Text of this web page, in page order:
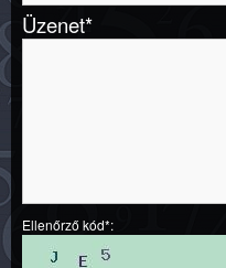
Üzenet*
Ellenőrző kód*: